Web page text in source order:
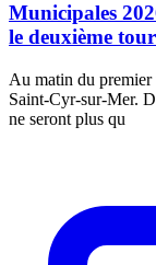
Municipales
le deuxième
Au matin du
Saint-Cyr-sur-Mer.
ne seront plus qu